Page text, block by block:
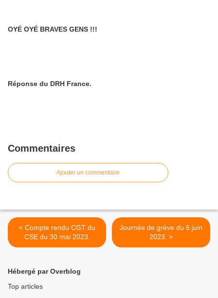
OYÉ OYÉ BRAVES GENS !!!
Réponse du DRH France.
Commentaires
Ajouter un commentaire
< Compte rendu CGT du
CSE du 30 mai 2023.
Journée de grève du 6 juin
2023. >
Hébergé par Overblog
Top articles